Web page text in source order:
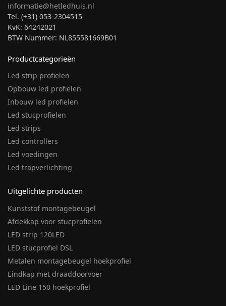
informatie@hetledhuis.nl
Tel. (+31) 053-2304515
KvK: 64242021
BTW Nummer: NL855581669B01
Productcategorieën
Led strip profielen
Opbouw led profielen
Inbouw led profielen
Led stucprofielen
Led strips
Led controllers
Led voedingen
Led trapverlichting
Uitgelichte producten
Kunststof montagebeugel
Afdekkap voor stucprofielen
LED strip 120LED
LED stucprofiel DSL
Metalen montagebeugel hoekprofiel
Eindkap met draaddoorvoer
LED Line 150 hoekprofiel